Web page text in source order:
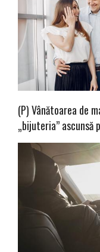
(P) Vânătoarea de
„bijuteria” ascunsă